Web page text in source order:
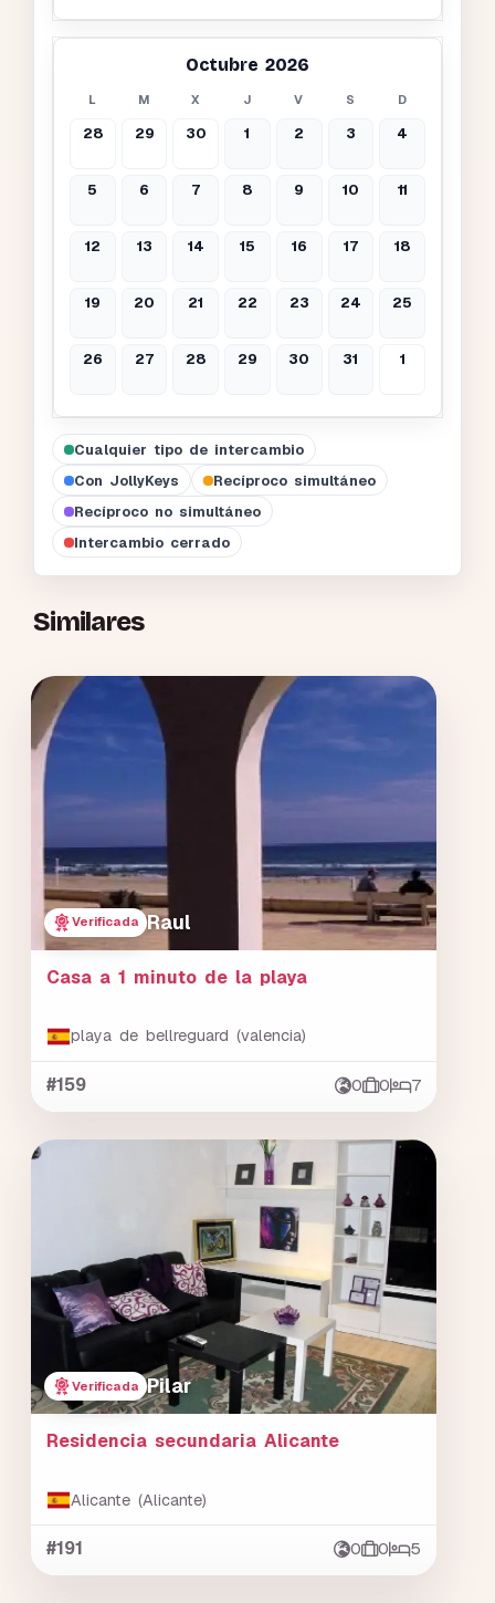
Octubre 2026
L M X J V S D
28 29 30 1 2 3 4
5 6 7 8 9 10 11
12 13 14 15 16 17 18
19 20 21 22 23 24 25
26 27 28 29 30 31 1
Cualquier tipo de intercambio
Con JollyKeys
Recíproco simultáneo
Recíproco no simultáneo
Intercambio cerrado
Similares
Verificada Raul
Casa a 1 minuto de la playa
playa de bellreguard (valencia)
#159 0 0 7
Verificada Pilar
Residencia secundaria Alicante
Alicante (Alicante)
#191 0 0 5